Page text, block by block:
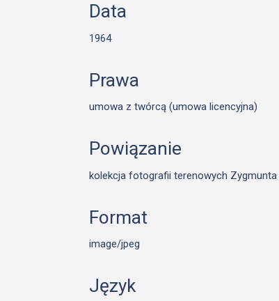
Data
1964
Prawa
umowa z twórcą (umowa licencyjna)
Powiązanie
kolekcja fotografii terenowych Zygmunta
Format
image/jpeg
Język